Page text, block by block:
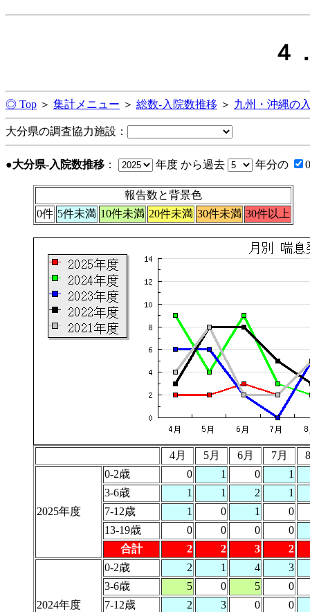
４
◎ Top ＞ 集計メニュー ＞ 総数-入院数推移 ＞ 九州・沖縄の
大分県の調査協力施設：
●大分県-入院数推移 ： 年度 から過去 年分の
報告数と背景色
0件 5件未満 10件未満 20件未満 30件未満 30件以上
4月 5月 6月 7月
2025年度
0-2歳 0 1 0
1
3-6歳
1 1 2
1
7-12歳
1 0 1
0
13-19歳
0 0 0
0
合計
2 2 3 2
2024年度
0-2歳 2 1 4
3
3-6歳
5 0 5
0
7-12歳
2 3 0
0